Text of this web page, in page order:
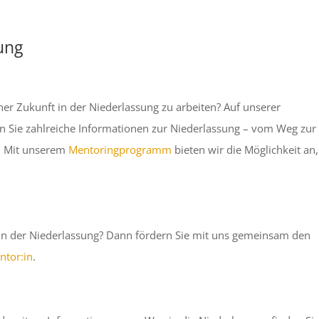
Zukunft in der Niederlassung zu arbeiten? Auf unserer
Sie zahlreiche Informationen zur Niederlassung – vom Weg zur
Mit unserem Mentoringprogramm bieten wir die Möglichkeit
der Niederlassung? Dann fördern Sie mit uns gemeinsam den
.